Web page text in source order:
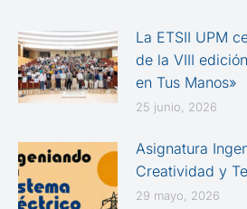
La ETSII UPM
de la VIII
en Tus Manos»
25 junio, 2026
Asignatura
Creatividad y
29 mayo, 2026